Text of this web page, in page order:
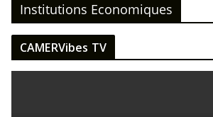
Institutions Economiques
CAMERVibes TV